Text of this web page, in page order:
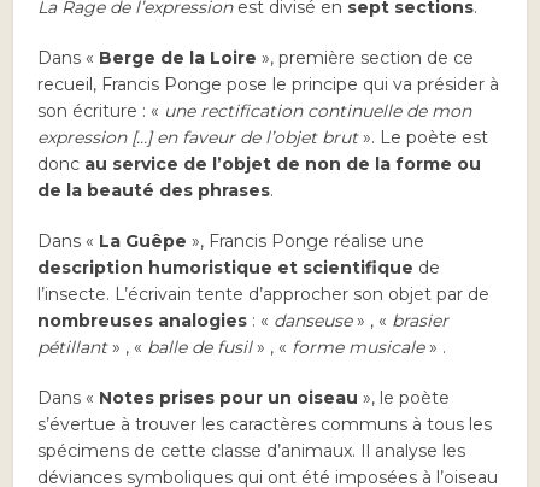
La Rage de l’expressionest divisé en sept sections.
Dans « Berge de la Loire », première section de ce
recueil, Francis Ponge pose le principe qui va présider à
son écriture : « une rectification continuelle de mon
expression […] en faveur de l’objet brut». Le poète est
donc au service de l’objet de non de la forme ou
de la beauté des phrases.
Dans « La Guêpe», Francis Ponge réalise une
description humoristique et scientifique de
l’insecte. L’écrivain tente d’approcher son objet par de
nombreuses analogies : « danseuse» , « brasier
pétillant» , « balle de fusil» , « forme musicale» .
Dans « Notes prises pour un oiseau », le poète
s’évertue à trouver les caractères communs à tous les
spécimens de cette classe d’animaux. Il analyse les
déviances symboliques qui ont été imposées à l’oiseau